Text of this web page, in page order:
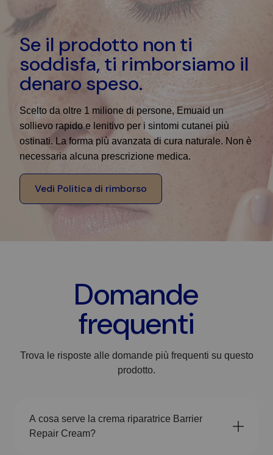
Se il prodotto non ti
soddisfa, ti rimborsiamo il
denaro speso.
Scelto da oltre 1 milione di persone, Emuaid un
sollievo rapido e lenitivo per i sintomi cutanei più
ostinati. La forma più avanzata di cura naturale. Non è
necessaria alcuna prescrizione medica.
Vedi Politica di rimborso
Domande
frequenti
Trova le risposte alle domande più frequenti su questo
prodotto.
A cosa serve la crema riparatrice Barrier
Repair Cream?